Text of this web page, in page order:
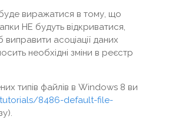
виражатися в тому, що
НЕ будуть відкриватися,
асоціації даних
необхідні зміни в реєстр
типів файлів в Windows 8 ви
8486-default-file-